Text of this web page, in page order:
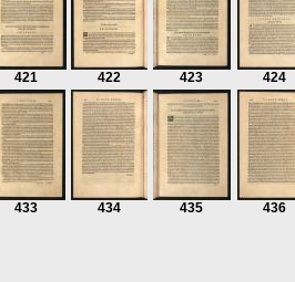
421 422 423 424
433 434 435 436